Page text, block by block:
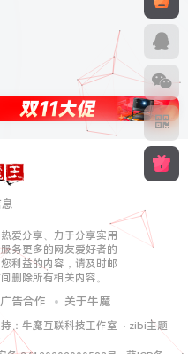
爱分享、力于分享实用
务更多的网友爱好者的
利益的内容，请及时邮
删除所有相关内容。
广告合作 关于牛魔
： 牛魔互联科技工作室 · zibi主题